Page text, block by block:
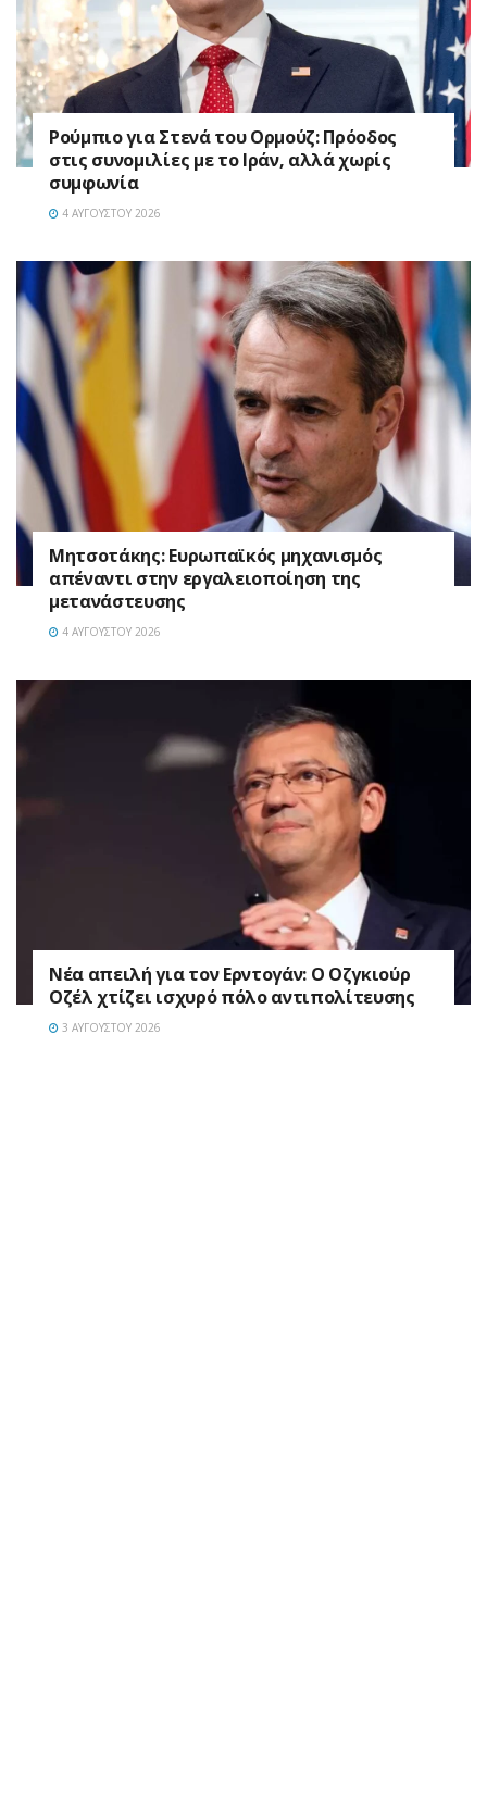
Ρούμπιο για Στενά του Ορμούζ: Πρόοδος
στις συνομιλίες με το Ιράν, αλλά χωρίς
συμφωνία
4 ΑΥΓΟΎΣΤΟΥ 2026
Μητσοτάκης: Ευρωπαϊκός μηχανισμός
απέναντι στην εργαλειοποίηση της
μετανάστευσης
4 ΑΥΓΟΎΣΤΟΥ 2026
Νέα απειλή για τον Ερντογάν: Ο Οζγκιούρ
Οζέλ χτίζει ισχυρό πόλο αντιπολίτευσης
3 ΑΥΓΟΎΣΤΟΥ 2026